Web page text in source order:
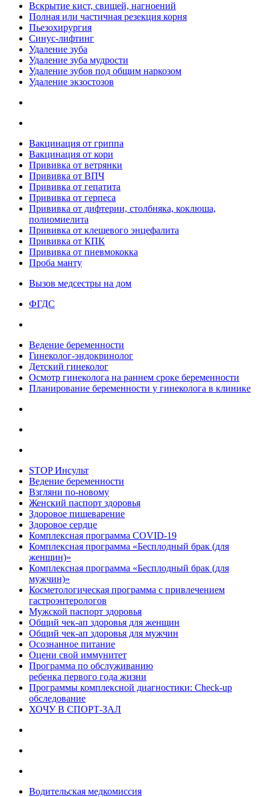
Вскрытие кист, свищей, нагноений
Полная или частичная резекция корня
Пьезохирургия
Синус-лифтинг
Удаление зуба
Удаление зуба мудрости
Удаление зубов под общим наркозом
Удаление экзостозов
Вакцинация от гриппа
Вакцинация от кори
Прививка от ветрянки
Прививка от ВПЧ
Прививка от гепатита
Прививка от герпеса
Прививка от дифтерии, столбняка, коклюша,
полиомиелита
Прививка от клещевого энцефалита
Прививка от КПК
Прививка от пневмококка
Проба манту
Вызов медсестры на дом
ФГДС
Ведение беременности
Гинеколог-эндокринолог
Детский гинеколог
Осмотр гинеколога на раннем сроке беременности
Планирование беременности у гинеколога в клинике
STOP Инсульт
Ведение беременности
Взгляни по-новому
Женский паспорт здоровья
Здоровое пищеварение
Здоровое сердце
Комплексная программа COVID-19
Комплексная программа «Бесплодный брак (для
женщин)»
Комплексная программа «Бесплодный брак (для
мужчин)»
Косметологическая программа с привлечением
гастроэнтерологов
Мужской паспорт здоровья
Общий чек-ап здоровья для женщин
Общий чек-ап здоровья для мужчин
Осознанное питание
Оцени свой иммунитет
Программа по обслуживанию
ребенка первого года жизни
Программы комплексной диагностики: Check-up
обследование
ХОЧУ В CПОРТ-ЗАЛ
Водительская медкомиссия